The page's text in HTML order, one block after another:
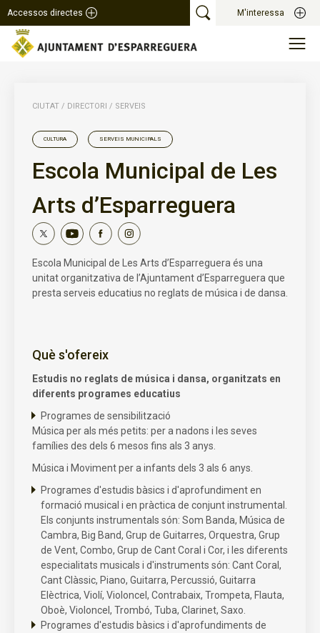
Accessos directes M'interessa
CIUTAT / DIRECTORI / SERVEIS
CULTURA SERVEIS MUNICIPALS
Escola Municipal de Les
Arts d’Esparreguera
Escola Municipal de Les Arts d’Esparreguera és una
unitat organitzativa de l’Ajuntament d’Esparreguera que
presta serveis educatius no reglats de música i de dansa.
Què s'ofereix
Estudis no reglats de música i dansa, organitzats en
diferents programes educatius
Programes de sensibilització
Música per als més petits: per a nadons i les seves
famílies des dels 6 mesos fins als 3 anys.
Música i Moviment per a infants dels 3 als 6 anys.
Programes d'estudis bàsics i d'aprofundiment en
formació musical i en pràctica de conjunt instrumental.
Els conjunts instrumentals són: Som Banda, Música de
Cambra, Big Band, Grup de Guitarres, Orquestra, Grup
de Vent, Combo, Grup de Cant Coral i Cor, i les diferents
especialitats musicals i d'instruments són: Cant Coral,
Cant Clàssic, Piano, Guitarra, Percussió, Guitarra
Elèctrica, Violí, Violoncel, Contrabaix, Trompeta, Flauta,
Oboè, Violoncel, Trombó, Tuba, Clarinet, Saxo.
Programes d'estudis bàsics i d'aprofundiments de